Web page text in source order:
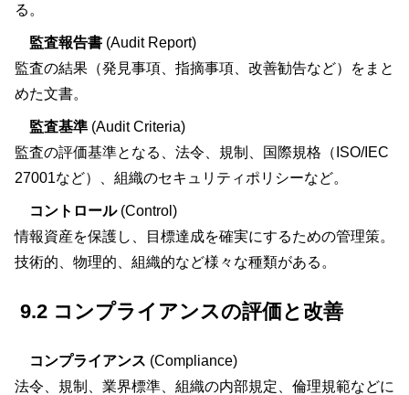
る。
監査報告書 (Audit Report)
監査の結果（発見事項、指摘事項、改善勧告など）をまと
めた文書。
監査基準 (Audit Criteria)
監査の評価基準となる、法令、規制、国際規格（ISO/IEC
27001など）、組織のセキュリティポリシーなど。
コントロール (Control)
情報資産を保護し、目標達成を確実にするための管理策。
技術的、物理的、組織的など様々な種類がある。
9.2 コンプライアンスの評価と改善
コンプライアンス (Compliance)
法令、規制、業界標準、組織の内部規定、倫理規範などに